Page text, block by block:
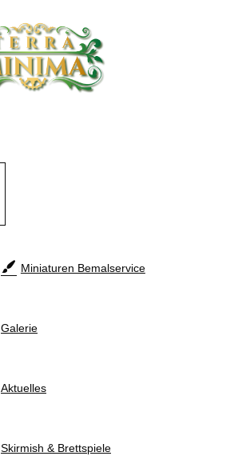
Miniaturen Bemalservice
Galerie
Aktuelles
Skirmish & Brettspiele